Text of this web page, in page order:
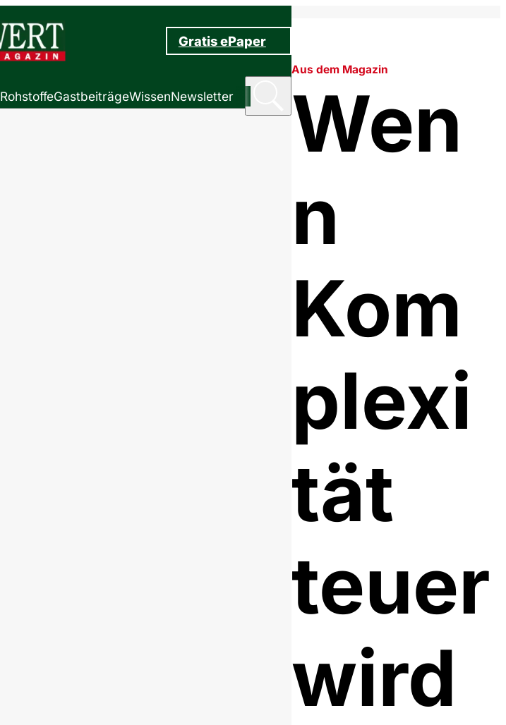
Gratis ePaper
RohstoffeGastbeiträgeWissenNewsletter
Aus dem Magazin
Wen
n
Kom
plexi
tät
teuer
wird